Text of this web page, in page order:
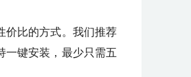
价比的方式。我们推荐
一键安装，最少只需五